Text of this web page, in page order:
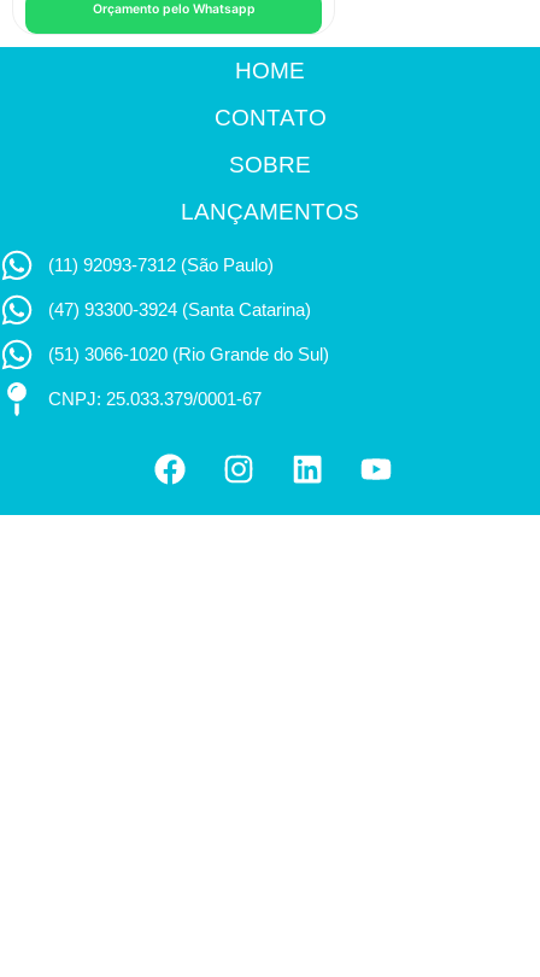
Orçamento pelo Whatsapp
HOME
CONTATO
SOBRE
LANÇAMENTOS
(11) 92093-7312 (São Paulo)
(47) 93300-3924 (Santa Catarina)
(51) 3066-1020 (Rio Grande do Sul)
CNPJ: 25.033.379/0001-67